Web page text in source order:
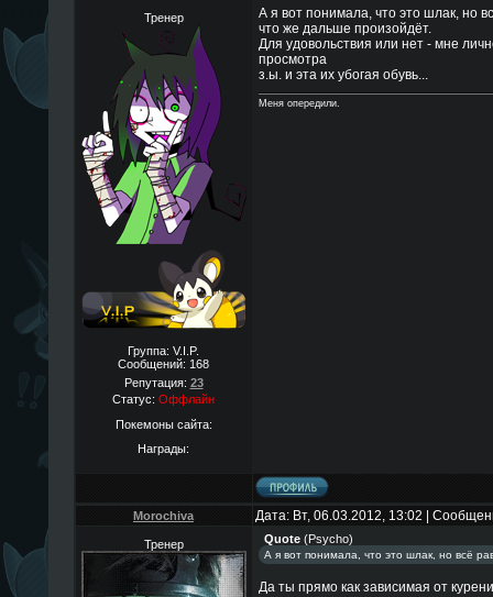
Тренер
Группа: V.I.P.
Сообщений: 168
Репутация: 23
Статус: Оффлайн
Покемоны сайта:
Награды:
А я вот понимала, что это шлак, но
что же дальше произойдёт.
Для удовольствия или нет - мне
просмотра
з.ы. и эта их убогая обувь...
Меня опередили.
Morochiva Дата: Вт, 06.03.2012, 13:02 |
Тренер Quote(Psycho)
А я вот понимала, что это шлак, но всё
Да ты прямо как зависимая от